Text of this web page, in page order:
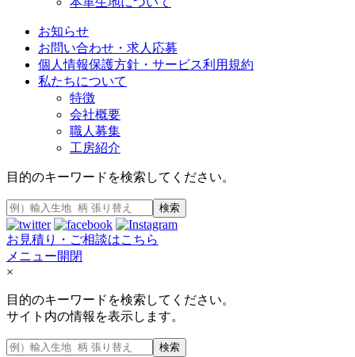
お知らせ
お問い合わせ・求人応募
個人情報保護方針・サービス利用規約
私たちについて
特徴
会社概要
職人募集
工房紹介
目的のキーワードを検索してください。
検索
お見積り・ご相談はこちら
メニュー開閉
×
目的のキーワードを検索してください。
サイト内の情報を表示します。
検索